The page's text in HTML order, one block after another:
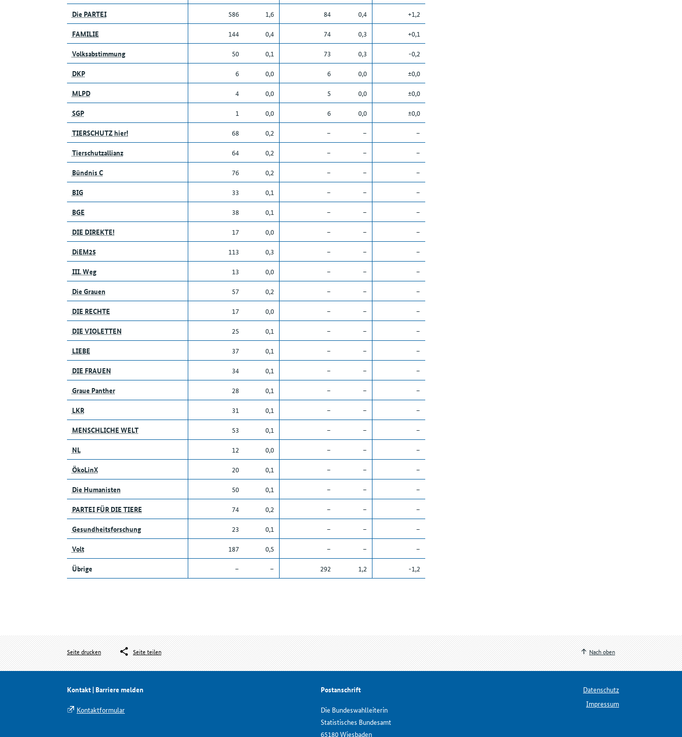
Die PARTEI
586 1,6 84 0,4
+1,2
FAMILIE
144 0,4 74 0,3
+0,1
Volksabstimmung
50 0,1 73 0,3
-0,2
DKP
6 0,0 6 0,0
±0,0
MLPD
4 0,0 5 0,0
±0,0
SGP
1 0,0 6 0,0
±0,0
TIERSCHUTZ hier!
68 0,2 – –
–
Tierschutzallianz
64 0,2 – –
–
Bündnis C
76 0,2 – –
–
BIG
33 0,1 – –
–
BGE
38 0,1 – –
–
DIE DIREKTE!
17 0,0 – –
–
DiEM25
113 0,3 – –
–
III. Weg
13 0,0 – –
–
Die Grauen
57 0,2 – –
–
DIE RECHTE
17 0,0 – –
–
DIE VIOLETTEN
25 0,1 – –
–
LIEBE
37 0,1 – –
–
DIE FRAUEN
34 0,1 – –
–
Graue Panther
28 0,1 – –
–
LKR
31 0,1 – –
–
MENSCHLICHE WELT
53 0,1 – –
–
NL
12 0,0 – –
–
ÖkoLinX
20 0,1 – –
–
Die Humanisten
50 0,1 – –
–
PARTEI FÜR DIE TIERE
74 0,2 – –
–
Gesundheitsforschung
23 0,1 – –
–
Volt
187 0,5 – –
–
Übrige
– – 292 1,2 -1,2
Seite drucken Seite teilen Nach oben
Kontakt | Barriere melden
Kontaktformular
Postanschrift
Die Bundeswahlleiterin
Statistisches Bundesamt
65180 Wiesbaden
Datenschutz
Impressum